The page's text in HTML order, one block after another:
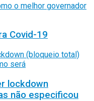
Covid-19
lockdown
não especificou